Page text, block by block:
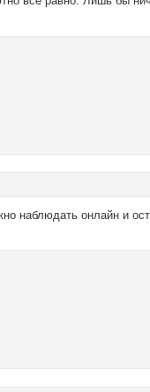
наблюдать онлайн и